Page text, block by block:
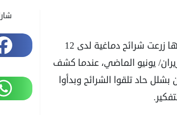
قالت شركة "نيورالينك" المملوكة للملياردير إيلون ماسك، إنها زرعت شرائح دماغية لدى 12
يونيو الماضي، عندما كشف
حاد تلقوا الشرائح وبدأوا
Facebook